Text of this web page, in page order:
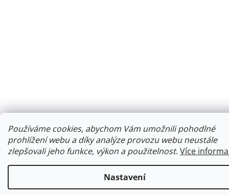
Používáme cookies, abychom Vám umožnili pohodlné
prohlížení webu a díky analýze provozu webu neustále
zlepšovali jeho funkce, výkon a použitelnost. Více
Nastavení